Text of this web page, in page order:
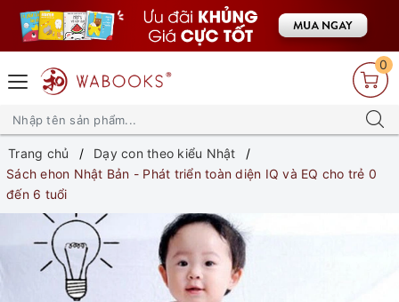
0
Trang chủ
Dạy con theo kiểu Nhật
Sách ehon Nhật Bản - Phát triển toàn diện IQ và EQ cho trẻ 0
đến 6 tuổi